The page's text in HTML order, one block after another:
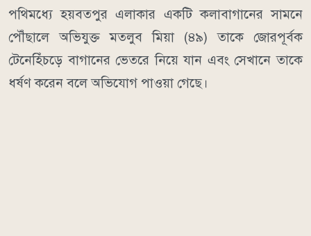
পথিমধ্যে হয়বতপুর এলাকার একটি কলাবাগানের সামনে
পৌঁছালে অভিযুক্ত মতলুব মিয়া (৪৯) তাকে জোরপূর্বক
টেনেহিঁচড়ে বাগানের ভেতরে নিয়ে যান এবং সেখানে তাকে
ধর্ষণ করেন বলে অভিযোগ পাওয়া গেছে।